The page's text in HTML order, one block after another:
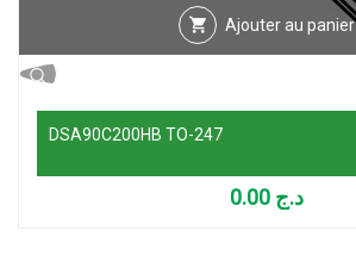
Ajouter au panier
DSA90C200HB TO-247
د.ج